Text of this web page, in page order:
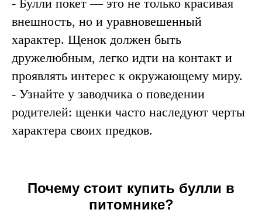
- Булли покет — это не только красивая
внешность, но и уравновешенный
характер. Щенок должен быть
дружелюбным, легко идти на контакт и
проявлять интерес к окружающему миру.
- Узнайте у заводчика о поведении
родителей: щенки часто наследуют черты
характера своих предков.
Почему стоит купить булли в
питомнике?